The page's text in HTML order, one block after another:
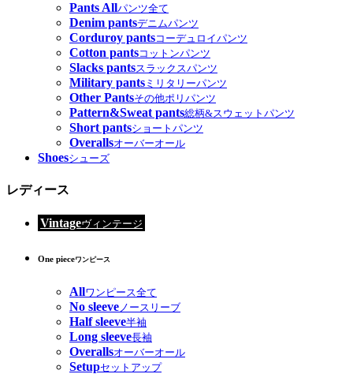
Pants Allパンツ全て
Denim pantsデニムパンツ
Corduroy pantsコーデュロイパンツ
Cotton pantsコットンパンツ
Slacks pantsスラックスパンツ
Military pants ミリタリーパンツ
Other Pantsその他ポリパンツ
Pattern&Sweat pants総柄&スウェットパンツ
Short pantsショートパンツ
Overallsオーバーオール
Shoesシューズ
レディース
Vintageヴィンテージ
One pieceワンピース
Allワンピース全て
No sleeve ノースリーブ
Half sleeve半袖
Long sleeve長袖
Overallsオーバーオール
Setupセットアップ